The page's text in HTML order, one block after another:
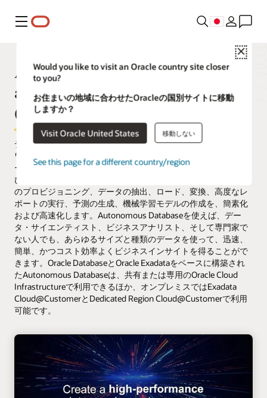
メニュー
Close
Would you like to visit an Oracle country site closer
to you?
お住まいの地域に合わせたOracleの国別サイトに移動
しますか？
Visit Oracle United States 移動しない
See this page for a different country/region
Autonomous Database for
analytics and data warehousing
(ADW)
データマート、データウェアハウス、データレイクなどの分析
ワークロードのために最適化・完全自動化されたクラウド・デ
ータベース・サービスです。列形式、パーティショニングおよ
び大規模な結合がデフォルトで設定されており、データベース
のプロビジョニング、データの抽出、ロード、変換、高度なレ
ポートの実行、予測の生成、機械学習モデルの作成を、簡素化
および高速化します。Autonomous Databaseを使えば、デー
タ・サイエンティスト、ビジネスアナリスト、そして専門家で
ない人でも、あらゆるサイズと種類のデータを使って、迅速、
簡単、かつコスト効率よくビジネスインサイトを得ることがで
きます。Oracle DatabaseとOracle Exadataをベースに構築され
たAutonomous Databaseは、共有または専用のOracle Cloud
Infrastructureで利用できるほか、オンプレミスではExadata
Cloud@CustomerとDedicated Region Cloud@Customerで利用
可能です。